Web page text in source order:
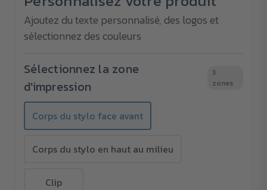
translucide
économique
avec
impression
translucide
économique
avec
impression
Ajoutez du texte personnalisé, des logos et
sélectionnez des couleurs
Sélectionnez la zone
d'impression
3
zones
Corps du stylo face avant
Corps du stylo en haut au milieu
Clip